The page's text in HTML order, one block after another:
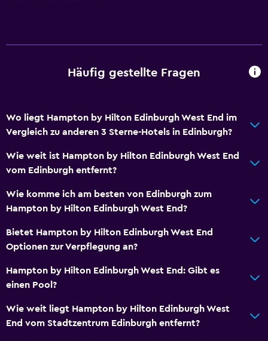
Häufig gestellte Fragen
Wo liegt Hampton by Hilton Edinburgh West End im
Vergleich zu anderen 3 Sterne-Hotels in Edinburgh?
Wie weit ist Hampton by Hilton Edinburgh West End
vom Edinburgh entfernt?
Wie komme ich am besten von Edinburgh zum
Hampton by Hilton Edinburgh West End?
Bietet Hampton by Hilton Edinburgh West End
Optionen zur Verpflegung an?
Hampton by Hilton Edinburgh West End: Gibt es
einen Pool?
Wie weit liegt Hampton by Hilton Edinburgh West
End vom Stadtzentrum Edinburgh entfernt?